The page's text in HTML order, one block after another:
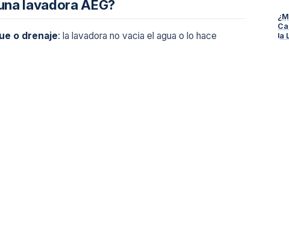
lavadora AEG?
o drenaje: la lavadora no vacia el agua o lo hace
la